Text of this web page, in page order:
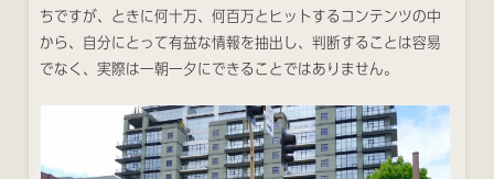
ちですが、ときに何十万、何百万とヒットするコンテンツの中
から、自分にとって有益な情報を抽出し、判断することは容易
でなく、実際は一朝一夕にできることではありません。